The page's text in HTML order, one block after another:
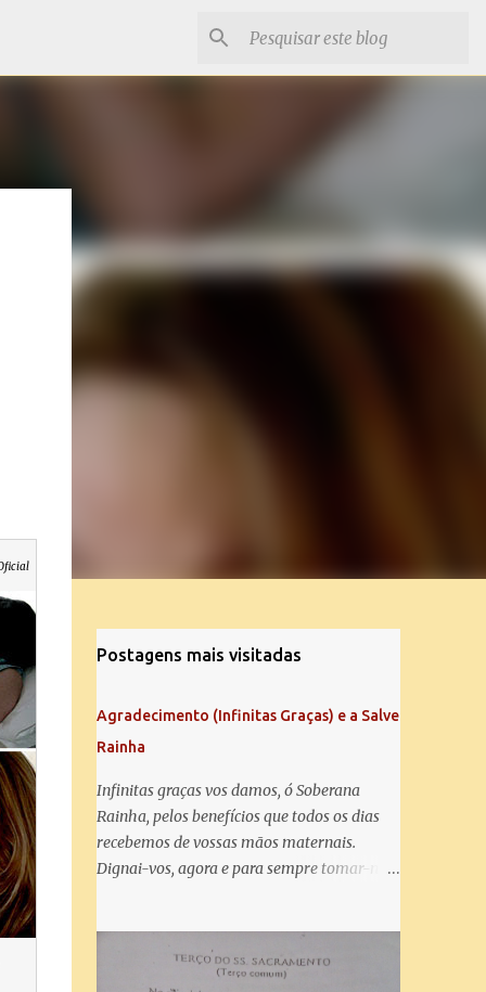
Postagens mais visitadas
Agradecimento (Infinitas Graças) e a Salve
Rainha
Infinitas graças vos damos, ó Soberana
Rainha, pelos benefícios que todos os dias
recebemos de vossas mãos maternais.
Dignai-vos, agora e para sempre tomar-nos
Salve Rainha: Salve Rainha , Mãe de
misericórdia, vida, doçura, esperança nossa,